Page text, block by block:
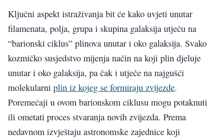
Ključni aspekt istraživanja bit će kako uvjeti unutar
filamenata, polja, grupa i skupina galaksija utječu na
“barionski ciklus” plinova unutar i oko galaksija. Svako
kozmičko susjedstvo mijenja način na koji plin djeluje
unutar i oko galaksija, pa čak i utječe na najgušći
molekularni plin iz kojeg se formiraju zvijezde.
Poremećaji u ovom barionskom ciklusu mogu potaknuti
ili ometati proces stvaranja novih zvijezda. Prema
nedavnom izvještaju astronomske zajednice koji